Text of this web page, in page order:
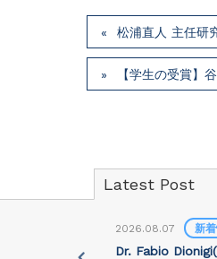
松浦直人 主任研
【学生の受賞】
Latest Post
2026.08.07 新
Dr. Fabio